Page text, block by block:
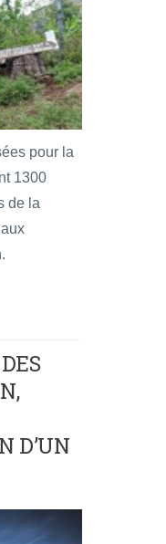
pour la
1300
de la
D’UN